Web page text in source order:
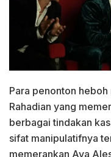
Para penonton
Rahadian yang
berbagai tindakan
sifat manipulatifnya
memerankan Ava